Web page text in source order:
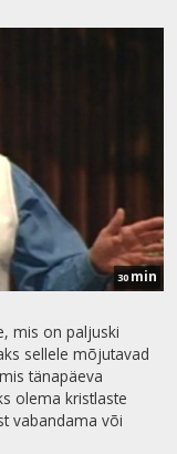
30 min
mis on paljuski
sellele mõjutavad
tänapäeva
olema kristlaste
vabandama või